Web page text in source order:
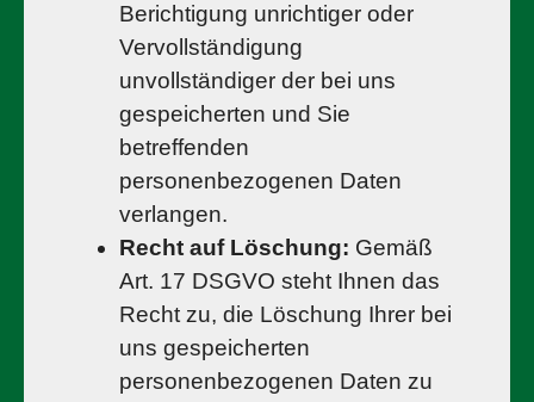
Berichtigung unrichtiger oder
Vervollständigung
unvollständiger der bei uns
gespeicherten und Sie
betreffenden
personenbezogenen Daten
verlangen.
Recht auf Löschung: Gemäß
Art. 17 DSGVO steht Ihnen das
Recht zu, die Löschung Ihrer bei
uns gespeicherten
personenbezogenen Daten zu